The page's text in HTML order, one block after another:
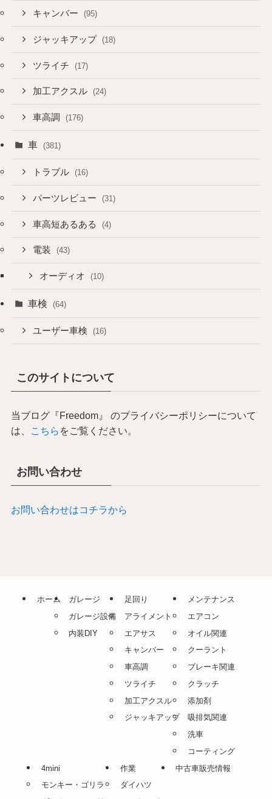
キャンバー (95)
ジャッキアップ (18)
ツライチ (17)
加工アクスル (24)
車高調 (176)
車 (381)
トラブル (16)
パーツレビュー (31)
車高短あるある (4)
電装 (43)
オーディオ (10)
車検 (64)
ユーザー車検 (16)
このサイトについて
当ブログ『Freedom』 のプライバシーポリシーについて
は、
こちら をご覧ください。
お問い合わせ
お問い合わせはコチラから
ホーム
ガレージ
ガレージ設備
内装DIY
足回り
アライメント
エアサス
キャンバー
車高調
ツライチ
加工アクスル
ジャッキアップ
メンテナンス
エアコン
オイル関連
クーラント
ブレーキ関連
クラッチ
添加剤
吸排気関連
洗車
コーティング
4mini
モンキー・ゴリラ
作業
ダイハツ
中古車販売情報